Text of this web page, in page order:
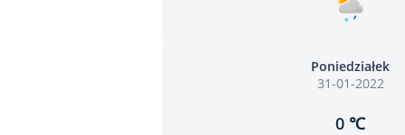
Poniedziałek
31-01-2022
0 ℃